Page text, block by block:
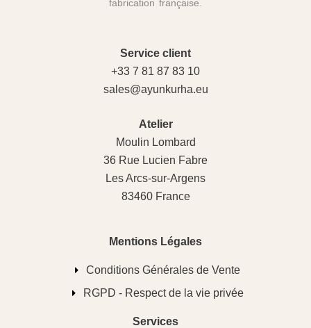
fabrication française.
Service client
+33 7 81 87 83 10
sales@ayunkurha.eu
Atelier
Moulin Lombard
36 Rue Lucien Fabre
Les Arcs-sur-Argens
83460 France
Mentions Légales
Conditions Générales de Vente
RGPD - Respect de la vie privée
Services